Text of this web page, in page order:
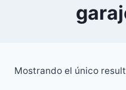
Mostrando el único